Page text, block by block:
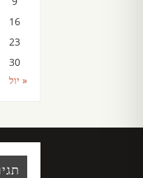
16
23
30
« יול